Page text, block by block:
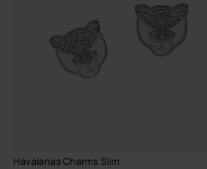
Havaianas Charms Slim